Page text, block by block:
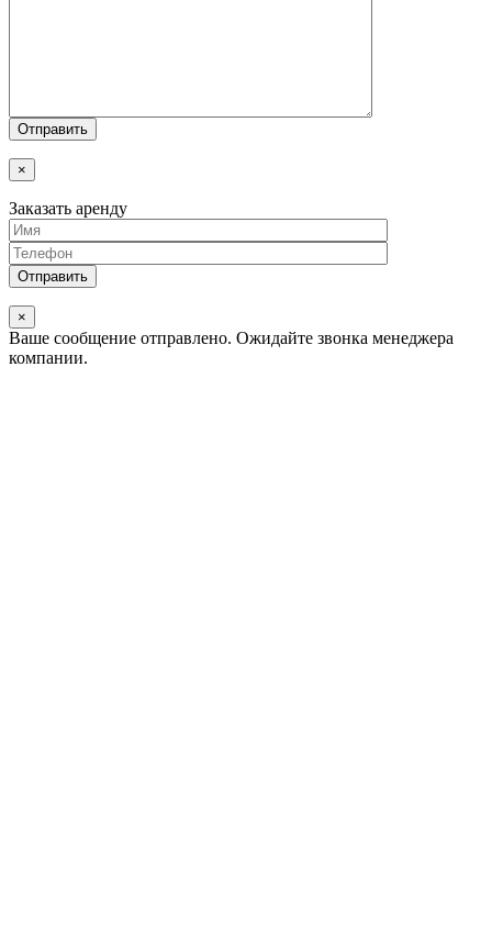
×
Заказать аренду
×
Ваше сообщение отправлено. Ожидайте звонка менеджера
компании.